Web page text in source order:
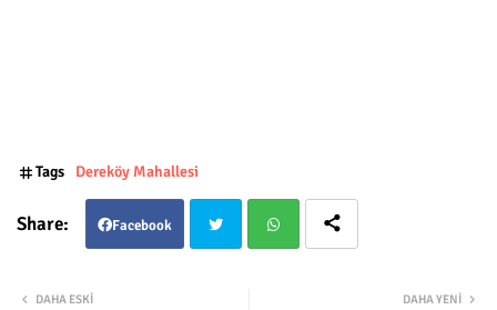
Tags Dereköy Mahallesi
Facebook
DAHA YENI
DAHA ESKI